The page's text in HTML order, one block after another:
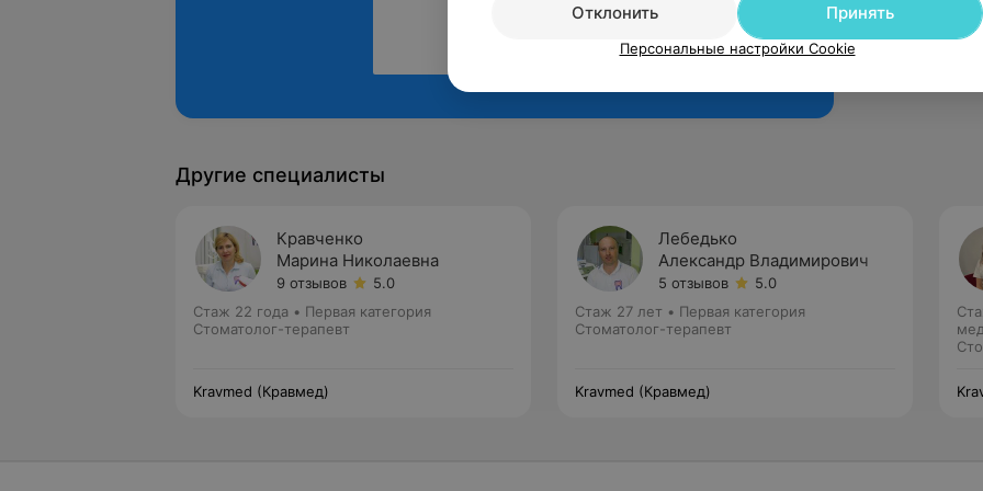
Рекомендую
Другие специалисты
Кравченко
Марина Николаевна
9 отзывов
5.0
Стаж 22 года • Первая категория
Стоматолог-терапевт
Kravmed (Кравмед)
Лебедько
Александр Владимирович
5 отзывов
5.0
Стаж 27 лет • Первая категория
Стоматолог-терапевт
Kravmed (Кравмед)
Отклонить
Принять
Персональные настройки Cookie